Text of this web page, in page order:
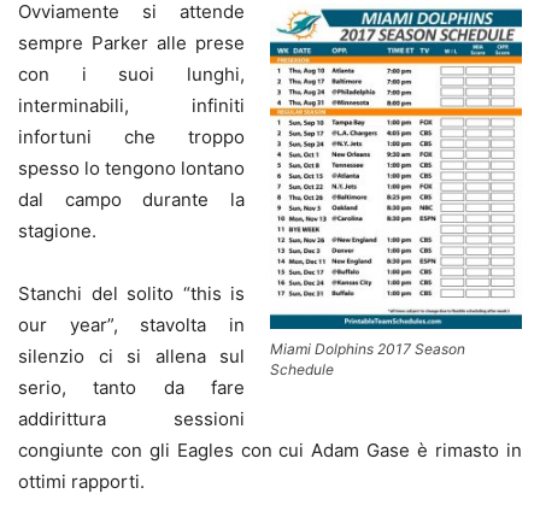
Miami Dolphins 2017 Season
Schedule
Ovviamente si attende
sempre Parker alle prese
con i suoi lunghi,
interminabili, infiniti
infortuni che troppo
spesso lo tengono lontano
dal campo durante la
stagione.
Stanchi del solito “this is
our year”, stavolta in
silenzio ci si allena sul
serio, tanto da fare
addirittura sessioni
congiunte con gli Eagles con cui Adam Gase è rimasto in
ottimi rapporti.